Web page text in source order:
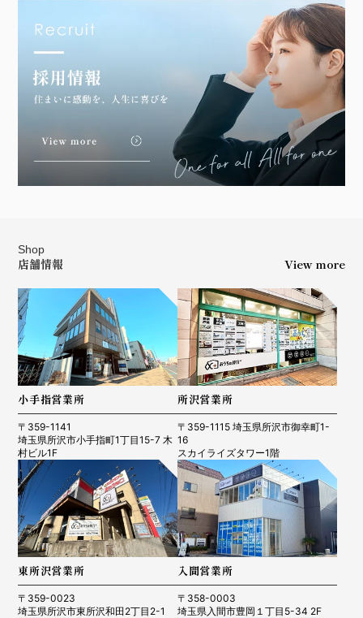
Shop
店舗情報 View more
小手指営業所
〒359-1141
埼玉県所沢市小手指町1丁目15-7 木
村ビル1F
所沢営業所
〒359-1115 埼玉県所沢市御幸町1-
16
スカイライズタワー1階
東所沢営業所
〒359-0023
埼玉県所沢市東所沢和田2丁目2-1
入間営業所
〒358-0003
埼玉県入間市豊岡１丁目5-34 2F